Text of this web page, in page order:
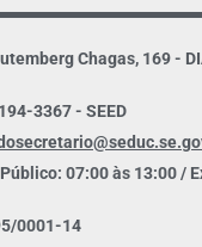
Chagas, 169 -
3367 - SEED
07:00 às 13:00 /
0001-14